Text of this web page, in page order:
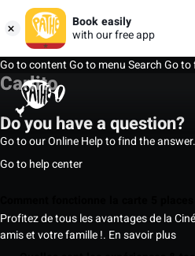
Book easily
with our free app
Go to contentGo to menuSearchGo to
Carlito
Do you have a question?
Go to our Online Help to find the answer.
Go to help center
Profitez de tous les avantages de la
amis et votre famille !. En savoir plus